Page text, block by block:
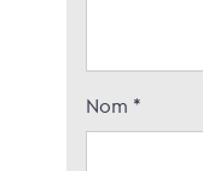
Nom *